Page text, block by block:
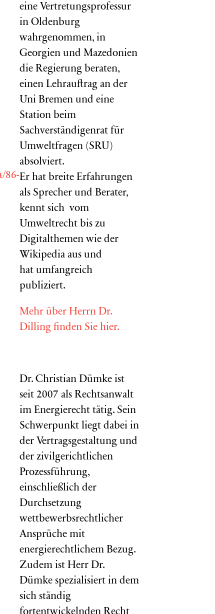
86-
eine Vertretungsprofessur
in Oldenburg
wahrgenommen, in
Georgien und Mazedonien
die Regierung beraten,
einen Lehrauftrag an der
Uni Bremen und eine
Station beim
Sachverständigenrat für
Umweltfragen (SRU )
absolviert.
Er hat breite Erfahrungen
als Sprecher und Berater,
kennt sich vom
Umweltrecht bis zu
Digitalthemen wie der
Wikipedia aus und
hat umfangreich
publiziert.
Mehr über Herrn Dr.
Dilling finden Sie hier.
Dr. Christian Dümke ist
seit 2007 als Rechtsanwalt
im Energierecht tätig. Sein
Schwerpunkt liegt dabei in
der Vertragsgestaltung und
der zivilgerichtlichen
Prozessführung,
einschließlich der
Durchsetzung
wettbewerbsrechtlicher
Ansprüche mit
energierechtlichem Bezug.
Zudem ist Herr Dr.
Dümke spezialisiert in dem
sich ständig